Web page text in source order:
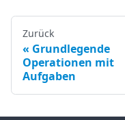
Zurück
Grundlegende
Operationen mit
Aufgaben